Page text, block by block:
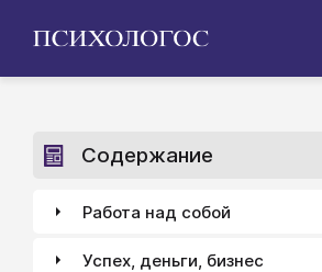
Содержание
Работа над собой
Успех, деньги, бизнес